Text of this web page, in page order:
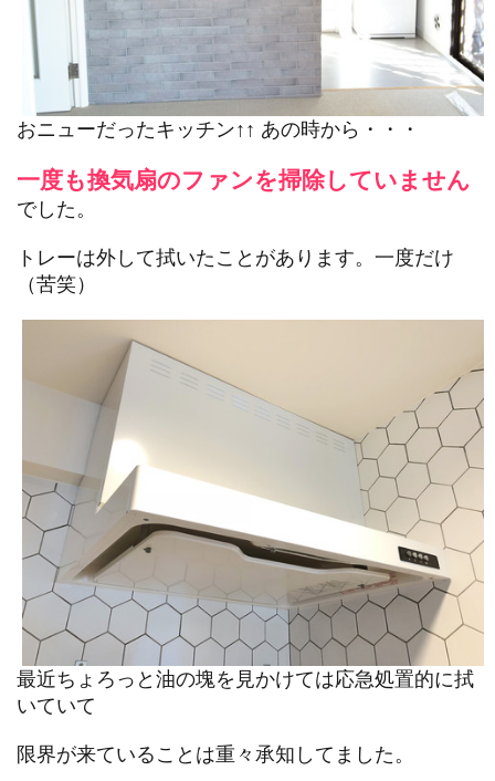
おニューだったキッチン↑↑ あの時から・・・
一度も換気扇のファンを掃除していません
でした。
トレーは外して拭いたことがあります。一度だけ
（苦笑）
最近ちょろっと油の塊を見かけては応急処置的に拭
いていて
限界が来ていることは重々承知してました。